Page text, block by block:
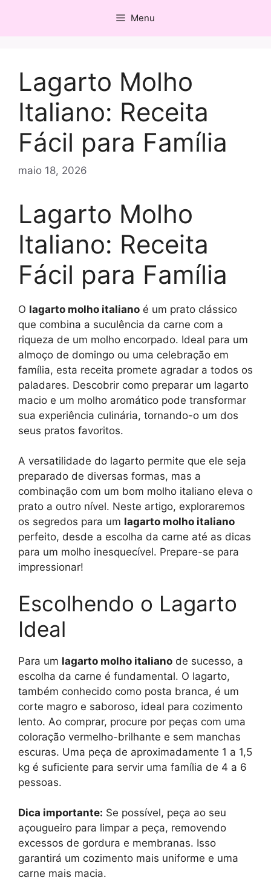
o
Menu
Lagarto Molho
Italiano: Receita
Fácil para Família
maio 18, 2026
Lagarto Molho
Italiano: Receita
Fácil para Família
O lagarto molho italiano é um prato clássico
que combina a suculência da carne com a
riqueza de um molho encorpado. Ideal para um
almoço de domingo ou uma celebração em
família, esta receita promete agradar a todos os
paladares. Descobrir como preparar um lagarto
macio e um molho aromático pode transformar
sua experiência culinária, tornando-o um dos
seus pratos favoritos.
A versatilidade do lagarto permite que ele seja
preparado de diversas formas, mas a
combinação com um bom molho italiano eleva o
prato a outro nível. Neste artigo, exploraremos
os segredos para um lagarto molho italiano
perfeito, desde a escolha da carne até as dicas
para um molho inesquecível. Prepare-se para
impressionar!
Escolhendo o Lagarto
Ideal
Para um lagarto molho italiano de sucesso, a
escolha da carne é fundamental. O lagarto,
também conhecido como posta branca, é um
corte magro e saboroso, ideal para cozimento
lento. Ao comprar, procure por peças com uma
coloração vermelho-brilhante e sem manchas
escuras. Uma peça de aproximadamente 1 a 1,5
kg é suficiente para servir uma família de 4 a 6
pessoas.
Dica importante: Se possível, peça ao seu
açougueiro para limpar a peça, removendo
excessos de gordura e membranas. Isso
garantirá um cozimento mais uniforme e uma
carne mais macia.